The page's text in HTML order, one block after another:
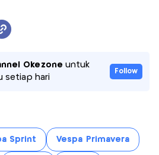
Okezone untuk
setiap hari
Follow
Sprint Vespa Primavera